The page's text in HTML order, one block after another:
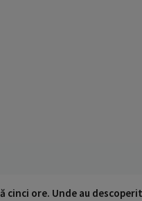
cinci ore. Unde au